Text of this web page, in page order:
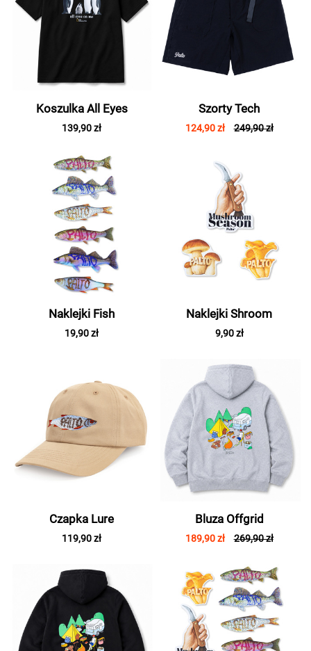
Koszulka All Eyes
139,90 zł
Szorty Tech
124,90 zł 249,90 zł
Naklejki Fish
19,90 zł
Naklejki Shroom
9,90 zł
Czapka Lure
119,90 zł
Bluza Offgrid
189,90 zł 269,90 zł